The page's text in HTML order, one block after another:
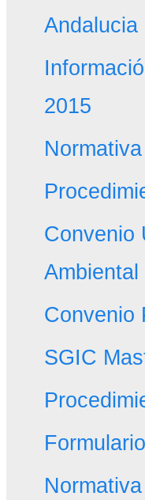
Andalucia
2015
Convenio
Ambiental
Convenio
SGIC